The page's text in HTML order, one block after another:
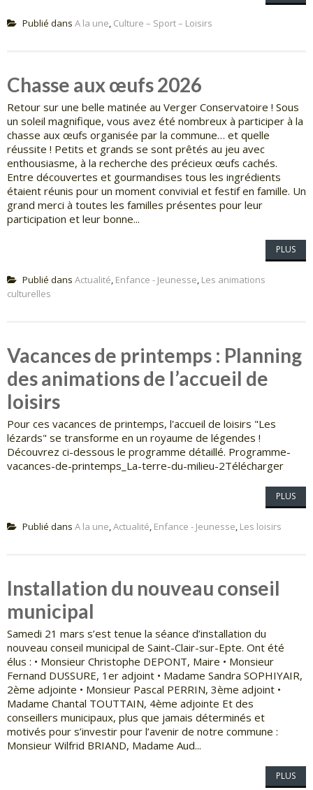
Publié dans A la une, Culture – Sport – Loisirs
Chasse aux œufs 2026
Retour sur une belle matinée au Verger Conservatoire ! Sous
un soleil magnifique, vous avez été nombreux à participer à la
chasse aux œufs organisée par la commune… et quelle
réussite ! Petits et grands se sont prêtés au jeu avec
enthousiasme, à la recherche des précieux œufs cachés.
Entre découvertes et gourmandises tous les ingrédients
étaient réunis pour un moment convivial et festif en famille. Un
grand merci à toutes les familles présentes pour leur
participation et leur bonne...
PLUS
Publié dans Actualité, Enfance - Jeunesse, Les animations
culturelles
Vacances de printemps : Planning
des animations de l’accueil de
loisirs
Pour ces vacances de printemps, l'accueil de loisirs "Les
lézards" se transforme en un royaume de légendes !
Découvrez ci-dessous le programme détaillé. Programme-
vacances-de-printemps_La-terre-du-milieu-2Télécharger
PLUS
Publié dans A la une,Actualité, Enfance - Jeunesse, Les loisirs
Installation du nouveau conseil
municipal
Samedi 21 mars s’est tenue la séance d’installation du
nouveau conseil municipal de Saint-Clair-sur-Epte. Ont été
élus : • Monsieur Christophe DEPONT, Maire • Monsieur
Fernand DUSSURE, 1er adjoint • Madame Sandra SOPHIYAIR,
2ème adjointe • Monsieur Pascal PERRIN, 3ème adjoint •
Madame Chantal TOUTTAIN, 4ème adjointe Et des
conseillers municipaux, plus que jamais déterminés et
motivés pour s’investir pour l’avenir de notre commune :
Monsieur Wilfrid BRIAND, Madame Aud...
PLUS